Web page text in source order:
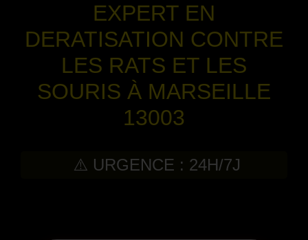
EXPERT EN
DERATISATION CONTRE
LES RATS ET LES
SOURIS À MARSEILLE
13003
⚠️ URGENCE : 24H/7J